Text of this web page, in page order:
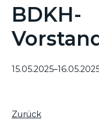
BDKH-
Zurück